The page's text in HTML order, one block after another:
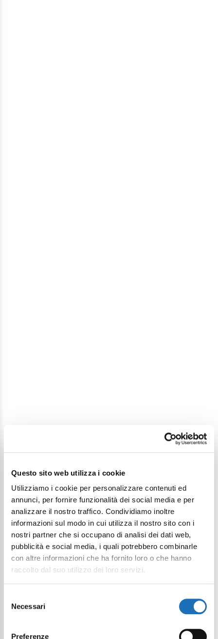
Questo sito web utilizza i cookie
Utilizziamo i cookie per personalizzare contenuti ed
annunci, per fornire funzionalità dei social media e per
analizzare il nostro traffico. Condividiamo inoltre
informazioni sul modo in cui utilizza il nostro sito con i
nostri partner che si occupano di analisi dei dati web,
pubblicità e social media, i quali potrebbero combinarle
con altre informazioni che ha fornito loro o che hanno
raccolto dal suo utilizzo dei loro servizi.
delNecessari
Preferenze
Food-Netzwerk
romagnolische Aromen der Gemeinde
Cesenatico